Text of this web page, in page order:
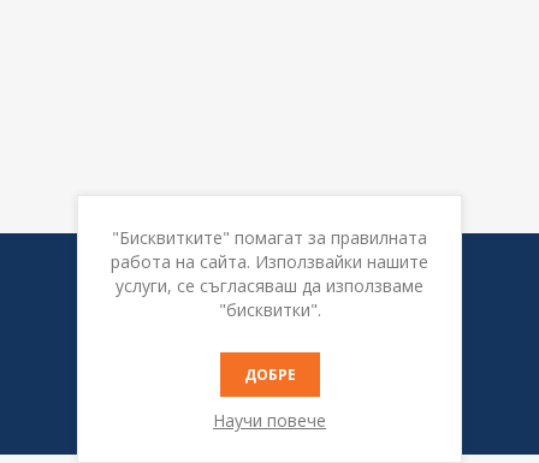
Бюлетин
"Бисквитките" помагат за правилната
работа на сайта. Използвайки нашите
услуги, се съгласяваш да използваме
"бисквитки".
ДОБРЕ
Научи повече